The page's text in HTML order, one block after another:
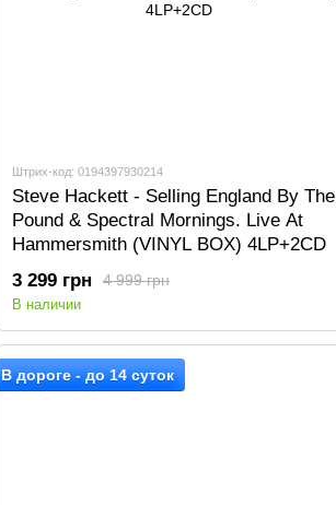
Штрих-код: 0194397930214
Steve Hackett - Selling England By The
Pound & Spectral Mornings. Live At
Hammersmith (VINYL BOX) 4LP+2CD
4 999 грн
3 299 грн
В наличии
В дороге - до 14 суток